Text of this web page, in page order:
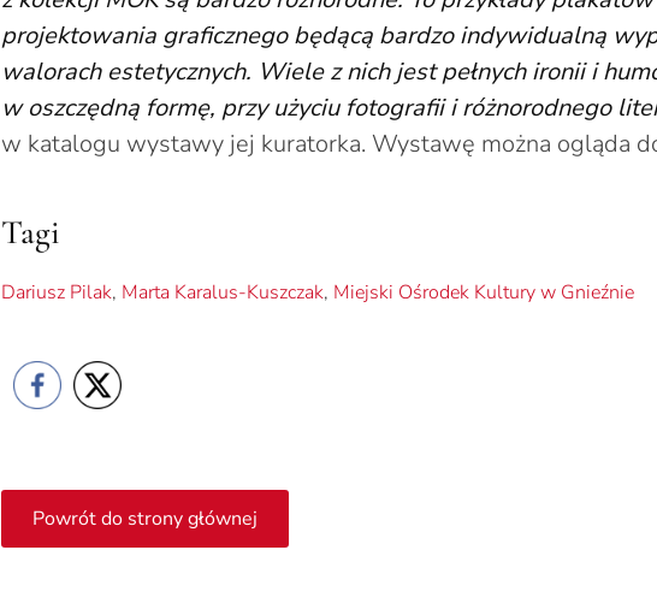
projektowania graficznego będącą bardzo indywidualną
walorach estetycznych. Wiele z nich jest pełnych ironii i
w oszczędną formę, przy użyciu fotografii i różnorodnego
w katalogu wystawy jej kuratorka. Wystawę można ogląda
Tagi
Dariusz Pilak, Marta Karalus-Kuszczak, Miejski Ośrodek Kultury w Gnieźnie
Powrót do strony głównej